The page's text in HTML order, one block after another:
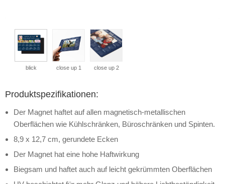
blick close up 1 close up 2
Produktspezifikationen:
Der Magnet haftet auf allen magnetisch-metallischen
Oberflächen wie Kühlschränken, Büroschränken und Spinten.
8,9 x 12,7 cm, gerundete Ecken
Der Magnet hat eine hohe Haftwirkung
Biegsam und haftet auch auf leicht gekrümmten Oberflächen